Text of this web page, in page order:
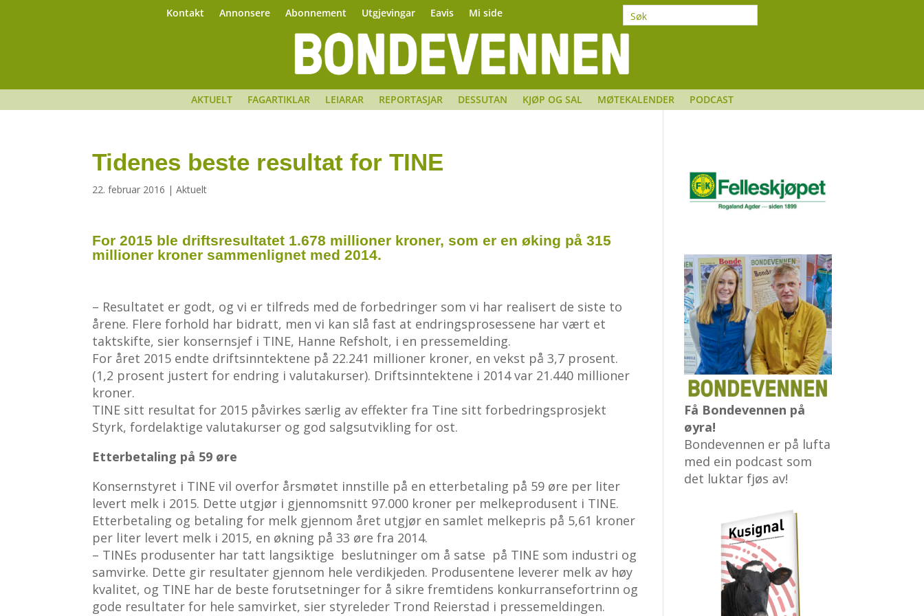
Kontakt Annonsere Abonnement Utgjevingar Eavis Mi side
AKTUELT FAGARTIKLAR LEIARAR REPORTASJAR DESSUTAN KJØP OG SAL MØTEKALENDER PODCAST
Tidenes beste resultat for TINE
22. februar 2016 |Aktuelt
For 2015 ble drifts­resultatet 1.678 millioner kroner, som er en øking på 315
millioner kroner sammenlignet med 2014.
– Resultatet er godt, og vi er tilfreds med de forbedringer som vi har realisert de siste to
årene. Flere forhold har bidratt, men vi kan slå fast at endringsprosessene har vært et
taktskifte, sier konsernsjef i TINE, Hanne Refsholt, i en pressemelding.
For året 2015 endte driftsinntektene på 22.241 millioner kroner, en vekst på 3,7 prosent.
(1,2 prosent justert for endring i valutakurser). Driftsinntektene i 2014 var 21.440 millioner
kroner.
TINE sitt resultat for 2015 påvirkes særlig av effekter fra Tine sitt forbedringsprosjekt
Styrk, fordelaktige valutakurser og god salgsutvikling for ost.
Etterbetaling på 59 øre
Konsernstyret i TINE vil overfor årsmøtet innstille på en etterbetaling på 59 øre per liter
levert melk i 2015. Dette utgjør i gjennomsnitt 97.000 kroner per melkeprodusent i TINE.
Etterbetaling og betaling for melk gjennom året utgjør en samlet melkepris på 5,61 kroner
per liter levert melk i 2015, en økning på 33 øre fra 2014.
– TINEs produsenter har tatt langsiktige beslutninger om å satse på TINE som industri og
samvirke. Dette gir resultater gjennom hele verdikjeden. Produsentene leverer melk av høy
kvalitet, og TINE har de beste forutsetninger for å sikre fremtidens konkurransefortrinn og
gode resultater for hele samvirket, sier styreleder Trond Reierstad i pressemeldingen.
Få Bondevennen på
øyra!
Bondevennen er på lufta
med ein podcast som
det luktar fjøs av!